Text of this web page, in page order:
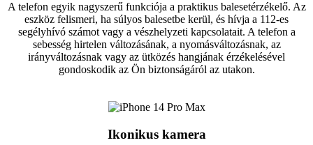
A telefon egyik nagyszerű funkciója a praktikus balesetérzékelő. Az
eszköz felismeri, ha súlyos balesetbe kerül, és hívja a 112-es
segélyhívó számot vagy a vészhelyzeti kapcsolatait. A telefon a
sebesség hirtelen változásának, a nyomásváltozásnak, az
irányváltozásnak vagy az ütközés hangjának érzékelésével
gondoskodik az Ön biztonságáról az utakon.
Ikonikus kamera